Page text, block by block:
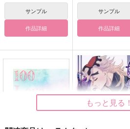
サンプル
作品詳細
サンプル
作品詳細
もっと見る！